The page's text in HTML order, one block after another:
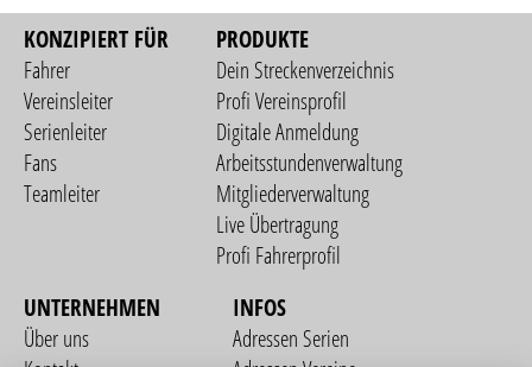
KONZIPIERT FÜR
Fahrer
Vereinsleiter
Serienleiter
Fans
Teamleiter
PRODUKTE
Dein Streckenverzeichnis
Profi Vereinsprofil
Digitale Anmeldung
Arbeitsstundenverwaltung
Mitgliederverwaltung
Live Übertragung
Profi Fahrerprofil
UNTERNEHMEN
Über uns
INFOS
Adressen Serien